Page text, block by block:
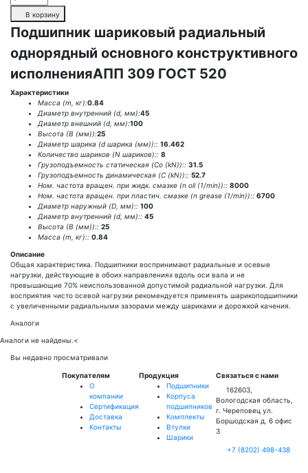
В корзину
Подшипник шариковый радиальный
однорядный основного конструктивного
исполненияАПП 309 ГОСТ 520
Характеристики
Масса (m, кг):0.84
Диаметр внутренний (d, мм):45
Диаметр внешний (d, мм):100
Высота (В (мм)):25
Диаметр шарика (d шарика (мм)):: 16.462
Количество шариков (N шариков):: 8
Грузоподъемность статическая (Co (kN)):: 31.5
Грузоподъемность динамическая (C (kN)):: 52.7
Ном. частота вращен. при жидк. смазке (n oil (1/min)):: 8000
Ном. частота вращен. при пластич. смазке (n grease (1/min)):: 6700
Диаметр наружный (D, мм):: 100
Диаметр внутренний (d, мм):: 45
Высота (В (мм)):: 25
Масса (m, кг):: 0.84
Описание
Общая характеристика. Подшипники воспринимают радиальные и осевые
нагрузки, действующие в обоих направлениях вдоль оси вала и не
превышающие 70% неиспользованной допустимой радиальной нагрузки. Для
восприятия чисто осевой нагрузки рекомендуется применять шарикоподшипники
с увеличенными радиальными зазорами между шариками и дорожкой качения.
Аналоги
Аналоги не найдены.<
Вы недавно просматривали
Покупателям
О
компании
Сертификация
Доставка
Контакты
Продукция
Подшипники
Корпуса
подшипников
Комплекты
Втулки
Шарики
Связаться с нами
162603,
Вологодская область,
г. Череповец ул.
Боршодская д. 6 офис
3
+7 (8202) 498-438